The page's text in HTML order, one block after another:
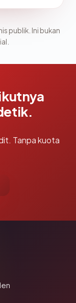
publik. Ini bukan
Tanpa kuota